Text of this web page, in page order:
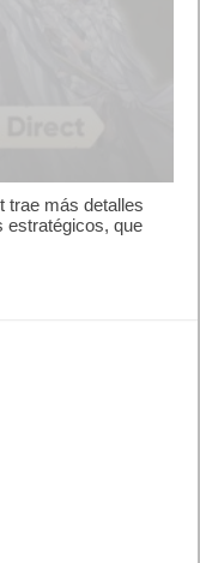
trae más detalles
estratégicos, que